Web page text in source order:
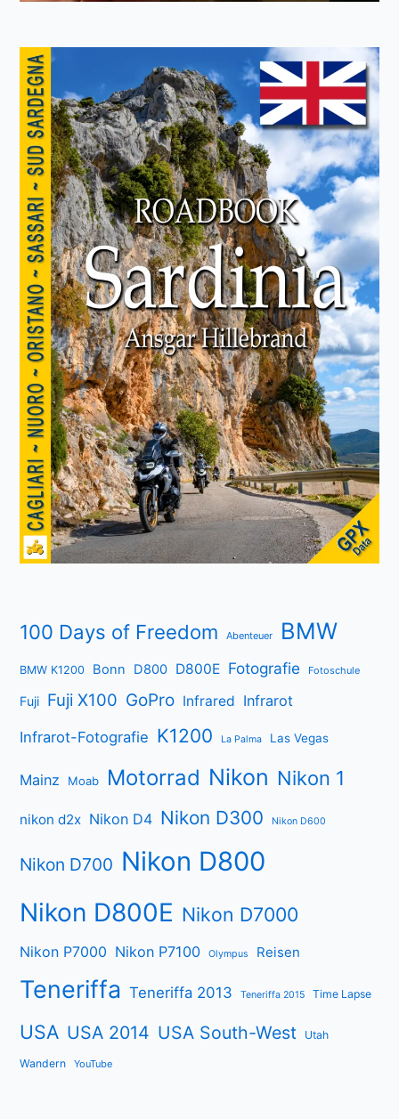
100 Days of Freedom Abenteuer BMW
BMW K1200 Bonn D800 D800E Fotografie Fotoschule
Fuji Fuji X100 GoPro Infrared Infrarot
Infrarot-Fotografie K1200 La Palma Las Vegas
Mainz Moab Motorrad Nikon Nikon 1
nikon d2x Nikon D4 Nikon D300 Nikon D600
Nikon D700 Nikon D800
Nikon D800E Nikon D7000
Nikon P7000 Nikon P7100 Olympus Reisen
Teneriffa Teneriffa 2013 Teneriffa 2015 Time Lapse
USA USA 2014 USA South-West Utah
Wandern YouTube